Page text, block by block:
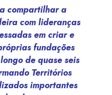
compartilhar a
com lideranças
em criar e
fundações
de quase seis
Territórios
importantes